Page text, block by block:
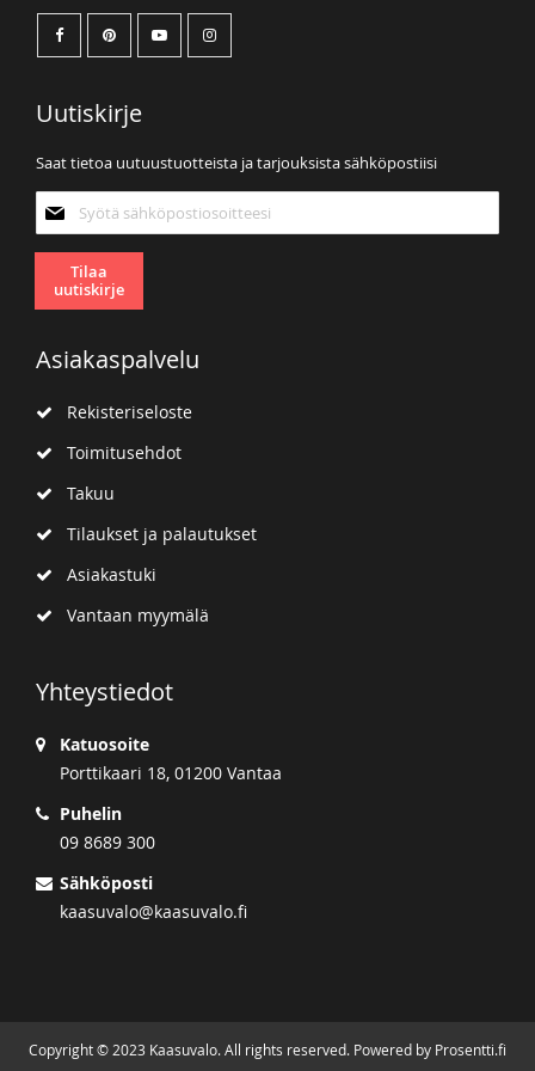
Uutiskirje
Saat tietoa uutuustuotteista ja tarjouksista sähköpostiisi
uutiskirjeemme:
Tilaa
uutiskirje
Asiakaspalvelu
Rekisteriseloste
Toimitusehdot
Takuu
Tilaukset ja palautukset
Asiakastuki
Vantaan myymälä
Yhteystiedot
Katuosoite
Porttikaari 18, 01200 Vantaa
Puhelin
09 8689 300
Sähköposti
kaasuvalo@kaasuvalo.fi
Copyright © 2023 Kaasuvalo. All rights reserved. Powered by Prosentti.fi